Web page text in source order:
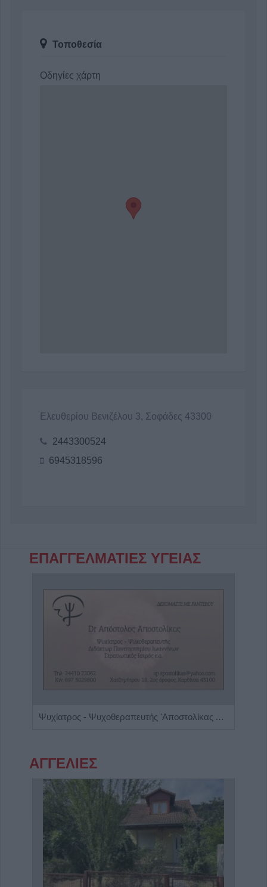
Τοποθεσία
Οδηγίες χάρτη
Ελευθερίου Βενιζέλου 3, Σοφάδες 43300
2443300524
6945318596
ΕΠΑΓΓΕΛΜΑΤΙΕΣ ΥΓΕΙΑΣ
Ψυχίατρος - Ψυχοθεραπευτής 'Αποστολίκας Απόστολος'
ΑΓΓΕΛΙΕΣ